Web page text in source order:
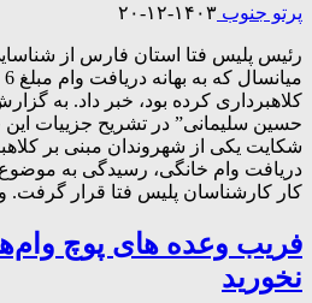
پرتو جنوب ۱۴۰۳-۱۲-۲۰
رئیس پلیس فتا استان فارس از
کلاهبرداری کرده بود، خبر داد. به
حسین سلیمانی” در تشریح جزییات
شکایت یکی از شهروندان مبنی بر
دریافت وام خانگی، رسیدگی به
کار کارشناسان پلیس فتا قرار گرفت.
فریب وعده های پوچ
نخورید